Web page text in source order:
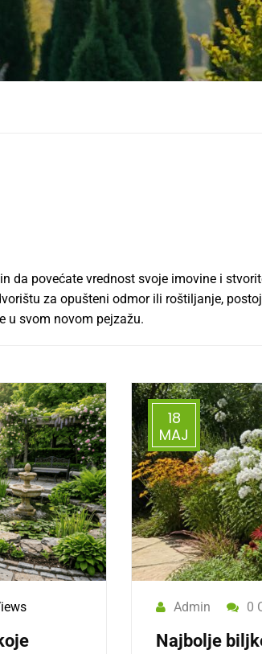
da povećate vrednost svoje imovine i
za opušteni odmor ili roštiljanje,
u svom novom pejzažu.
18
MAJ
Admin 0
Najbolje